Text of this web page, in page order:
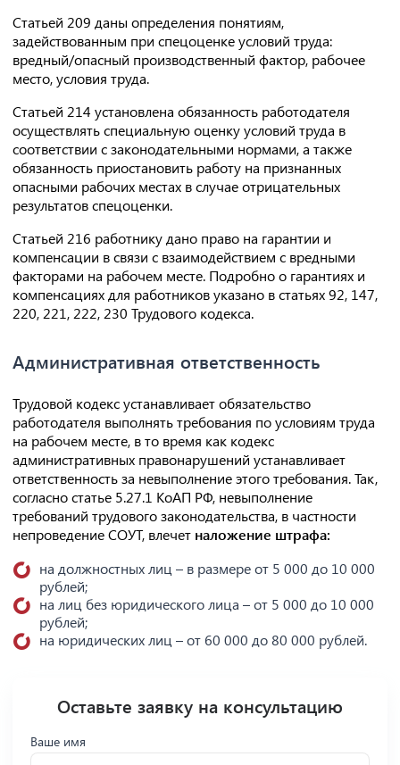
Статьей 209 даны определения понятиям,
задействованным при спецоценке условий труда:
вредный/опасный производственный фактор, рабочее
место, условия труда.
Статьей 214 установлена обязанность работодателя
осуществлять специальную оценку условий труда в
соответствии с законодательными нормами, а также
обязанность приостановить работу на признанных
опасными рабочих местах в случае отрицательных
результатов спецоценки.
Статьей 216 работнику дано право на гарантии и
компенсации в связи с взаимодействием с вредными
факторами на рабочем месте. Подробно о гарантиях и
компенсациях для работников указано в статьях 92, 147,
220, 221, 222, 230 Трудового кодекса.
Административная ответственность
Трудовой кодекс устанавливает обязательство
работодателя выполнять требования по условиям труда
на рабочем месте, в то время как кодекс
административных правонарушений устанавливает
ответственность за невыполнение этого требования. Так,
согласно статье 5.27.1 КоАП РФ, невыполнение
требований трудового законодательства, в частности
непроведение СОУТ, влечет наложение штрафа:
на должностных лиц – в размере от 5 000 до 10 000
рублей;
на лиц без юридического лица – от 5 000 до 10 000
рублей;
на юридических лиц – от 60 000 до 80 000 рублей.
Оставьте заявку на консультацию
Ваше имя